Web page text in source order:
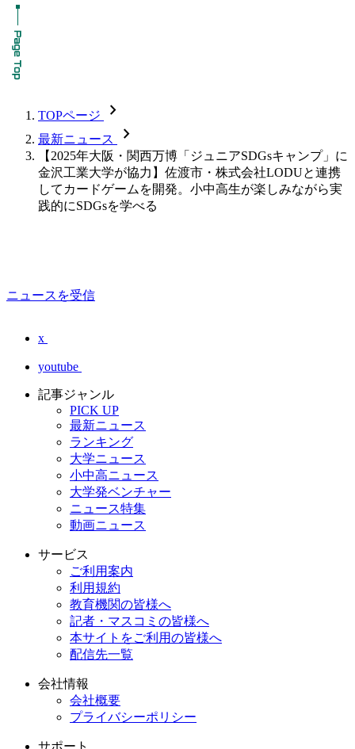
TOPページ chevron_forward
最新ニュース chevron_forward
【2025年大阪・関西万博「ジュニアSDGsキャンプ」に
金沢工業大学が協力】佐渡市・株式会社LODUと連携
してカードゲームを開発。小中高生が楽しみながら実
践的にSDGsを学べる
ニュースを受信
x
youtube
記事ジャンル
PICK UP
最新ニュース
ランキング
大学ニュース
小中高ニュース
大学発ベンチャー
ニュース特集
動画ニュース
サービス
ご利用案内
利用規約
教育機関の皆様へ
記者・マスコミの皆様へ
本サイトをご利用の皆様へ
配信先一覧
会社情報
会社概要
プライバシーポリシー